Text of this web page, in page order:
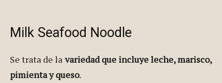
Milk Seafood Noodle
Se trata de lavariedad que incluye leche, marisco,
pimienta y queso.